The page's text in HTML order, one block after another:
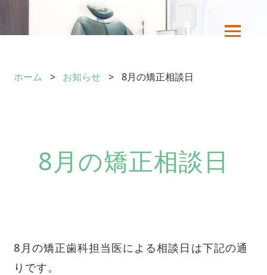
ホーム お知らせ 8月の矯正相談日
8月の矯正相談日
8月の矯正歯科担当医による相談日は下記の通
りです。